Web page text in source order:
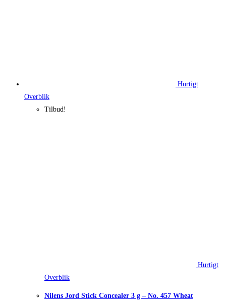
Hurtigt
Overblik
Tilbud!
Hurtigt
Overblik
Nilens Jord Stick Concealer 3 g – No. 457 Wheat